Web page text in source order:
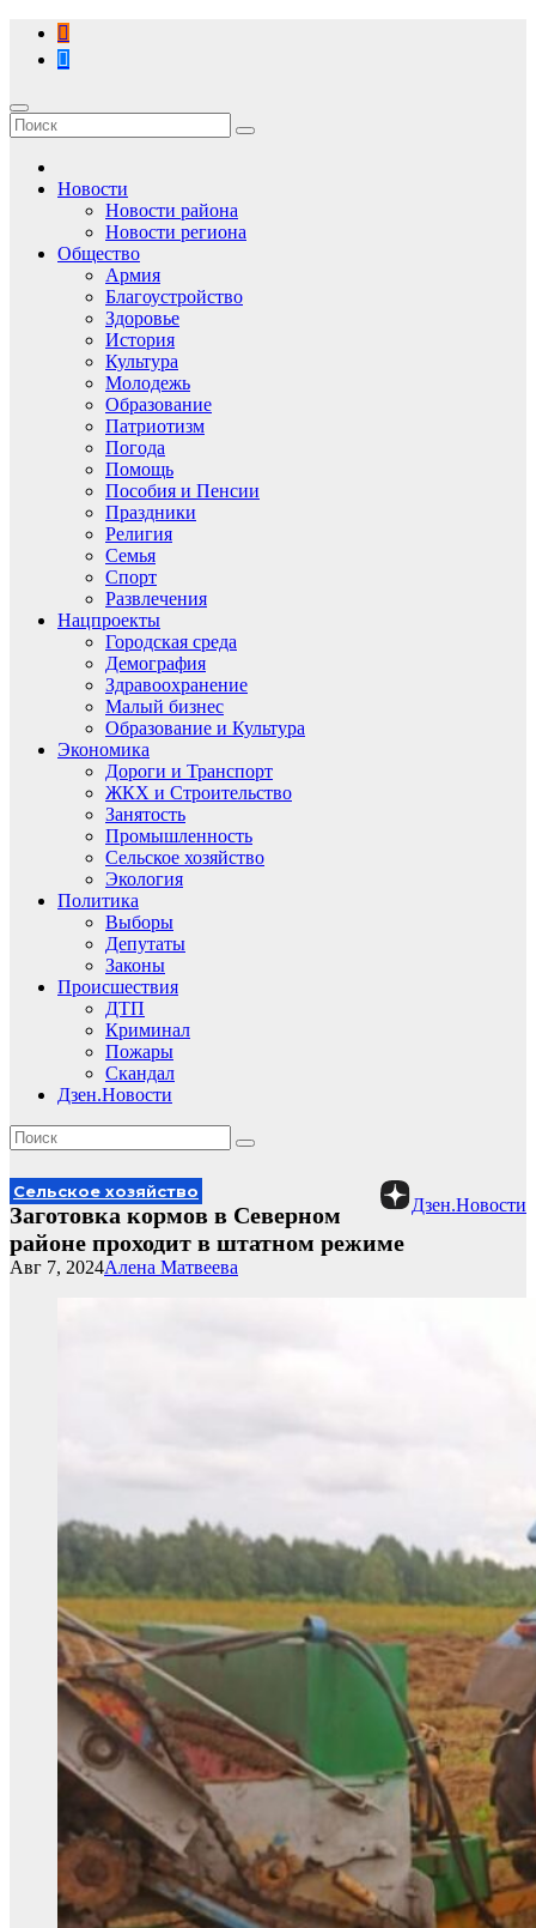
Перейти
содержимому
Новости
Новости района
Новости региона
Общество
Армия
Благоустройство
Здоровье
История
Культура
Молодежь
Образование
Патриотизм
Погода
Помощь
Пособия и Пенсии
Праздники
Религия
Семья
Спорт
Развлечения
Нацпроекты
Городская среда
Демография
Здравоохранение
Малый бизнес
Образование и Культура
Экономика
Дороги и Транспорт
ЖКХ и Строительство
Занятость
Промышленность
Сельское хозяйство
Экология
Политика
Выборы
Депутаты
Законы
Происшествия
ДТП
Криминал
Пожары
Скандал
Дзен.Новости
Дзен.Новости
Сельское хозяйство
Заготовка кормов в Северном
районе проходит в штатном режиме
Алена Матвеева
Авг 7, 2024